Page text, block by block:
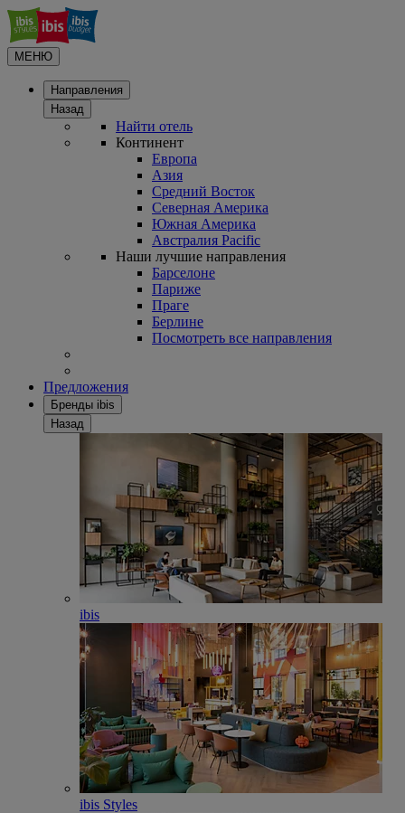
МЕНЮ
Направления
Назад
Найти отель
Континент
Европа
Азия
Средний Восток
Северная Америка
Южная Америка
Австралия Pacific
Наши лучшие направления
Барселоне
Париже
Праге
Берлине
Посмотреть все направления
Предложения
Бренды ibis
Назад
ibis
ibis Styles